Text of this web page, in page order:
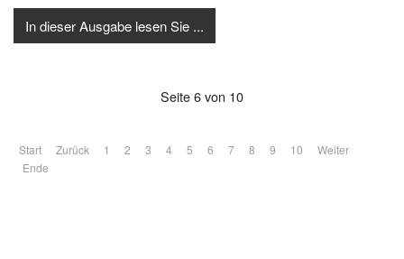
In dieser Ausgabe lesen Sie ...
Seite 6 von 10
Start Zurück 1 2 3 4 5 6 7 8 9 10
Weiter
Ende